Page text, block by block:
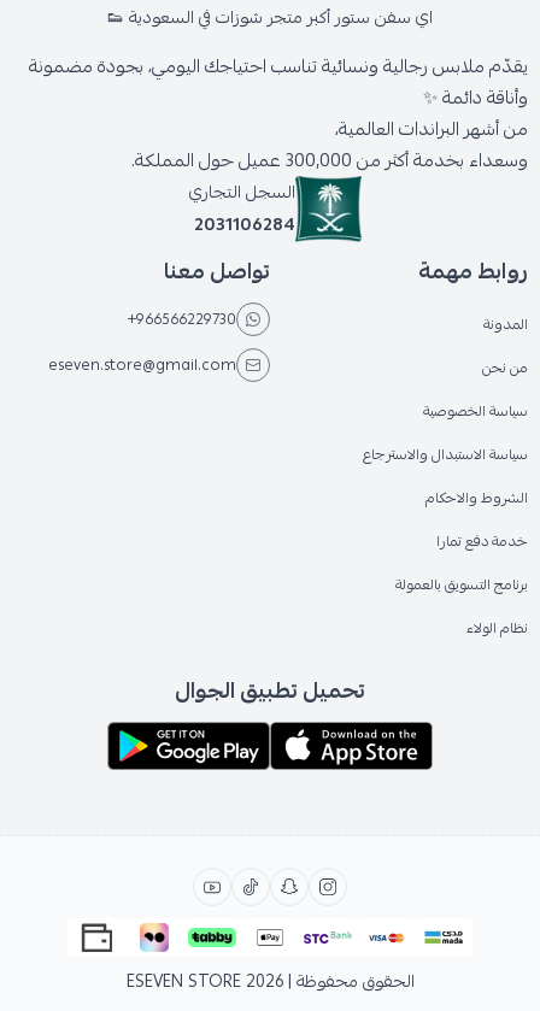
اي سفن ستور أكبر متجر شوزات في السعودية 👟
يقدّم ملابس رجالية ونسائية تناسب احتياجك اليومي، بجودة مضمونة
وأناقة دائمة ✨
من أشهر البراندات العالمية،
وسعداء بخدمة أكثر من 300,000 عميل حول المملكة.
السجل التجاري
2031106284
روابط مهمة
المدونة
من نحن
سياسة الخصوصية
سياسة الاستبدال والاسترجاع
الشروط والاحكام
خدمة دفع تمارا
برنامج التسويق بالعمولة
نظام الولاء
تواصل معنا
+966566229730
eseven.store@gmail.com
تحميل تطبيق الجوال
الحقوق محفوظة | 2026 ESEVEN STORE